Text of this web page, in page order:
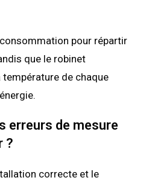
pour répartir
que le robinet
de chaque
erreurs de mesure
?
correcte et le